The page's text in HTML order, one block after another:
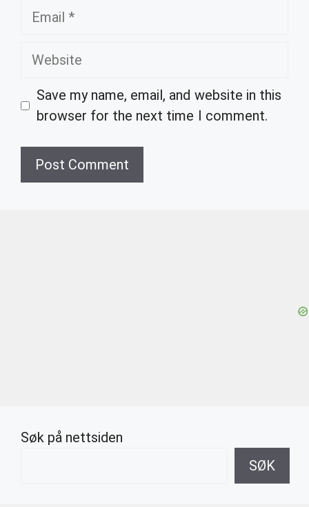
Email
Website
Save my name, email, and website in this
browser for the next time I comment.
Søk på nettsiden
SØK